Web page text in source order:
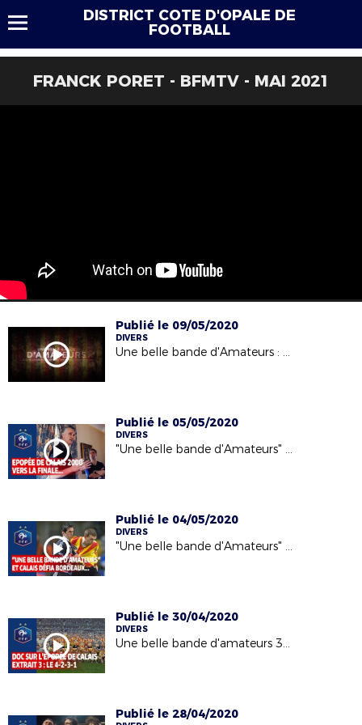
DISTRICT COTE D'OPALE DE
FOOTBALL
FRANCK PORET - BFMTV - MAI 2021
Publié le 09/05/2020
DIVERS
Une belle bande d'Amateurs : le documentaire sur l'épopée de Calais
Publié le 05/05/2020
DIVERS
"Une belle bande d'Amateurs" : 5e extrait
Publié le 04/05/2020
DIVERS
"Une belle bande d'Amateurs" : et Calais défia Bordeaux...
Publié le 30/04/2020
DIVERS
Une belle bande d'amateurs 3e extrait
Publié le 28/04/2020